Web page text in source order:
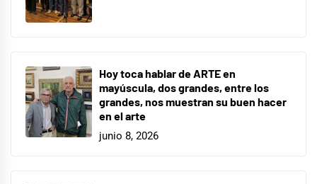
Hoy toca hablar de ARTE en
mayúscula, dos grandes, entre los
grandes, nos muestran su buen hacer
en el arte
junio 8, 2026